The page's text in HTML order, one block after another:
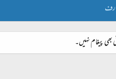
پیغام نہیں۔